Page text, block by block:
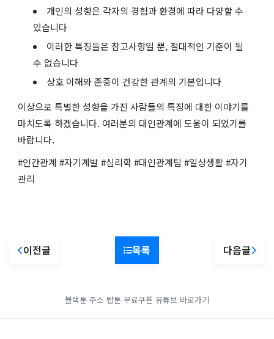
개인의 성향은 각자의 경험과 환경에 따라 다양할 수
있습니다
이러한 특징들은 참고사항일 뿐, 절대적인 기준이 될
수 없습니다
상호 이해와 존중이 건강한 관계의 기본입니다
이상으로 특별한 성향을 가진 사람들의 특징에 대한 이야기를
마치도록 하겠습니다. 여러분의 대인관계에 도움이 되었기를
바랍니다.
#인간관계 #자기계발 #심리학 #대인관계팁 #일상생활 #자기
관리
이전글 목록 다음글
블랙툰 주소 탑툰 무료쿠폰 유튜브 바로가기